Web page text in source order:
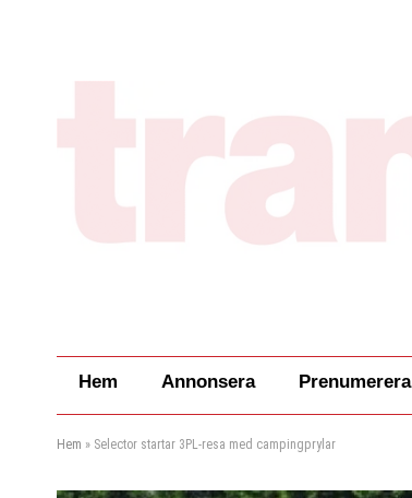
Hem Annonsera Prenumerera
Hem » Selector startar 3PL-resa med campingprylar